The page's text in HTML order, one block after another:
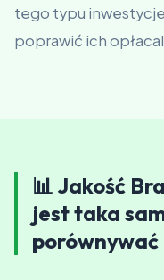
tego typu
poprawić ich
📊 Jakość
jest taka